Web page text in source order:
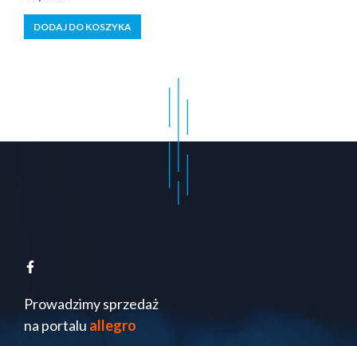
5
DODAJ DO KOSZYKA
Prowadzimy sprzedaż
na portalu allegro